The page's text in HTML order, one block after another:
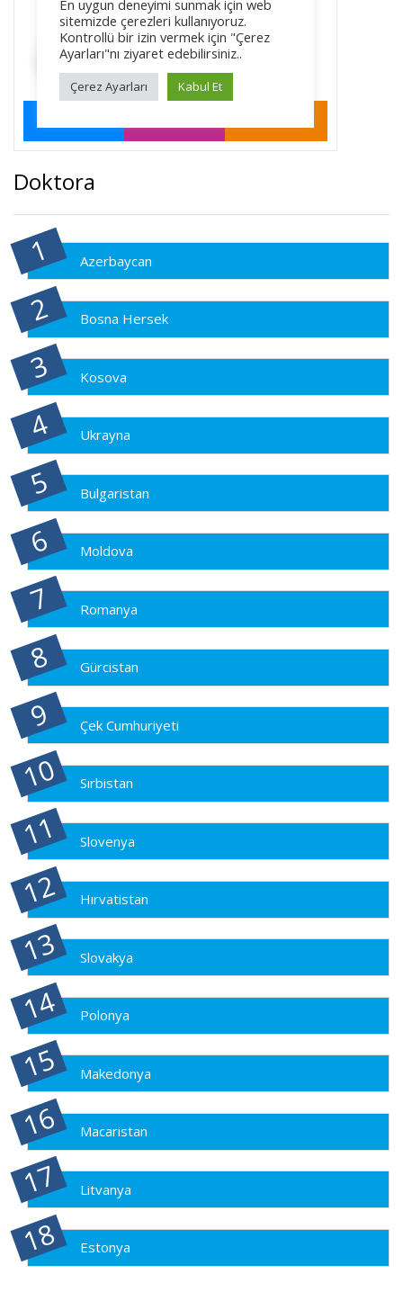
Doktora
Azerbaycan
Bosna Hersek
Kosova
Ukrayna
Bulgaristan
Moldova
Romanya
Gürcistan
Çek Cumhuriyeti
Sırbistan
Slovenya
Hırvatistan
Slovakya
Polonya
Makedonya
Macaristan
Litvanya
Estonya